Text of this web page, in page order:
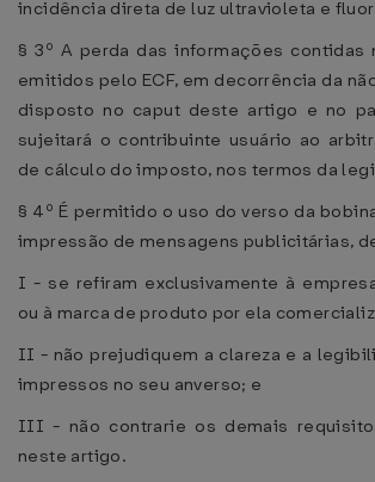
incidência direta de luz ultravioleta e
§ 3º A perda das informações contidas
emitidos pelo ECF, em decorrência da
disposto no caput deste artigo e no
sujeitará o contribuinte usuário ao
de cálculo do imposto, nos termos da
§ 4º É permitido o uso do verso da
impressão de mensagens publicitárias,
I - se refiram exclusivamente à
ou à marca de produto por ela
II - não prejudiquem a clareza e a
impressos no seu anverso; e
III - não contrarie os demais
neste artigo.